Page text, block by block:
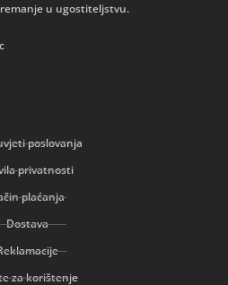
u ugostiteljstvu.
poslovanja
privatnosti
plaćanja
Dostava
za korištenje